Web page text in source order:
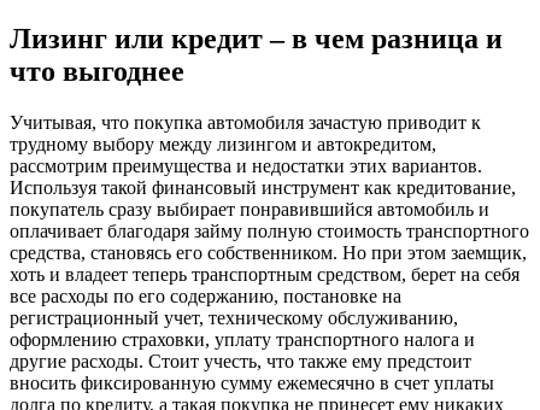
Лизинг или кредит – в чем разница и
что выгоднее
Учитывая, что покупка автомобиля зачастую приводит к
трудному выбору между лизингом и автокредитом,
рассмотрим преимущества и недостатки этих вариантов.
Используя такой финансовый инструмент как кредитование,
покупатель сразу выбирает понравившийся автомобиль и
оплачивает благодаря займу полную стоимость транспортного
средства, становясь его собственником. Но при этом заемщик,
хоть и владеет теперь транспортным средством, берет на себя
все расходы по его содержанию, постановке на
регистрационный учет, техническому обслуживанию,
оформлению страховки, уплату транспортного налога и
другие расходы. Стоит учесть, что также ему предстоит
вносить фиксированную сумму ежемесячно в счет уплаты
долга по кредиту, а такая покупка не принесет ему никаких